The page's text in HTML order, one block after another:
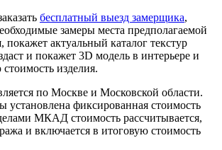
бесплатный выезд замерщика,
замеры места предполагаемой
покажет актуальный каталог текстур
и покажет 3D модель в интерьере и
изделия.
по Москве и Московской области.
установлена фиксированная стоимость
МКАД стоимость рассчитывается,
и включается в итоговую стоимость